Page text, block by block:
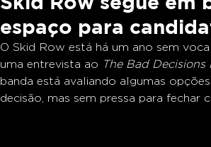
espaço para
O Skid Row está há um ano sem
uma entrevista ao The Bad Decisions
banda está avaliando algumas
decisão, mas sem pressa para fechar